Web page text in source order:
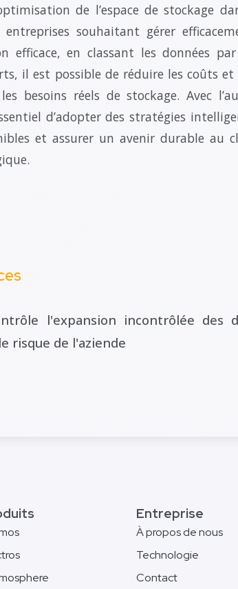
de l’espace de stockage
souhaitant gérer
efficace, en classant les données
il est possible de réduire les coûts
besoins réels de stockage. Avec
d’adopter des stratégies
et assurer un avenir durable au
l'expansion incontrôlée des
risque de l'aziende
Entreprise
À propos de nous
Technologie
Contact